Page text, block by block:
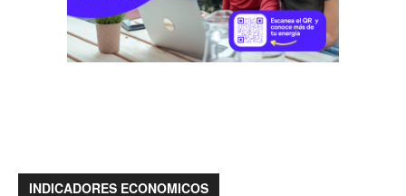
INDICADORES ECONOMICOS